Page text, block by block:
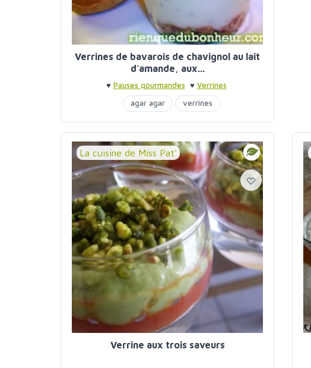
Verrines de bavarois de chavignol au lait
d'amande, aux...
♥ Pauses gourmandes ♥ Verrines
agar agar
verrines
La cuisine de Miss Pat'
Verrine aux trois saveurs